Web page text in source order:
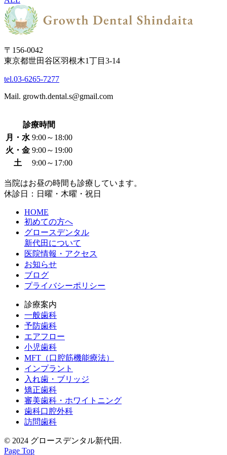
〒156-0042
東京都世田谷区羽根木1丁目3-14
tel.03-6265-7277
Mail. growth.dental.s@gmail.com
診療時間
月・水 9:00～18:00
火・金 9:00～19:00
土
9:00～17:00
当院はお昼の時間も診療しています。
休診日：日曜・木曜・祝日
HOME
初めての方へ
グロースデンタル
新代田について
医院情報・アクセス
お知らせ
ブログ
プライバシーポリシー
診療案内
一般歯科
予防歯科
エアフロー
小児歯科
MFT（口腔筋機能療法）
インプラント
入れ歯・ブリッジ
矯正歯科
審美歯科・ホワイトニング
歯科口腔外科
訪問歯科
© 2024 グロースデンタル新代田.
Page Top